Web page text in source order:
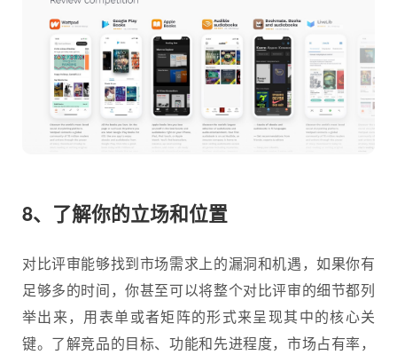
8、了解你的立场和位置
对比评审能够找到市场需求上的漏洞和机遇，如果你有
足够多的时间，你甚至可以将整个对比评审的细节都列
举出来，用表单或者矩阵的形式来呈现其中的核心关
键。了解竞品的目标、功能和先进程度，市场占有率，